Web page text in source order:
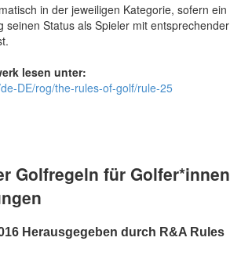
in der jeweiligen Kategorie, sofern ein
seinen Status als Spieler mit entsprechender
lesen unter:
DE/rog/the-rules-of-golf/rule-25
Golfregeln für Golfer*innen
Herausgegeben durch R&A Rules